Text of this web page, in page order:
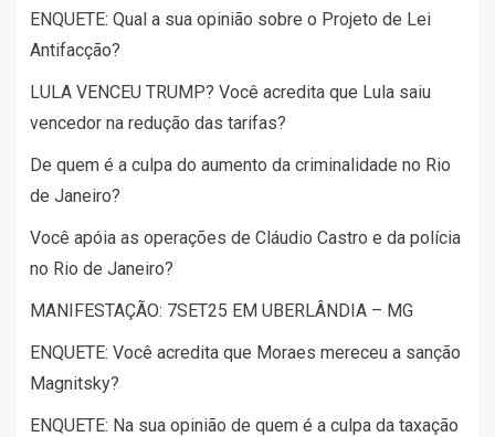
ENQUETE: Qual a sua opinião sobre o Projeto de Lei
Antifacção?
LULA VENCEU TRUMP? Você acredita que Lula saiu
vencedor na redução das tarifas?
De quem é a culpa do aumento da criminalidade no Rio
de Janeiro?
Você apóia as operações de Cláudio Castro e da polícia
no Rio de Janeiro?
MANIFESTAÇÃO: 7SET25 EM UBERLÂNDIA – MG
ENQUETE: Você acredita que Moraes mereceu a sanção
Magnitsky?
ENQUETE: Na sua opinião de quem é a culpa da taxação